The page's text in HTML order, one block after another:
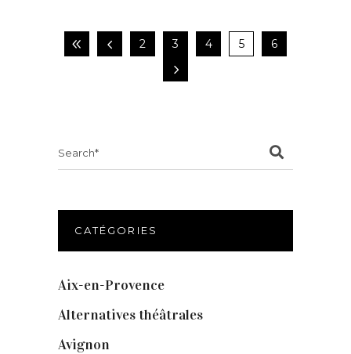
2 3 4 5 6
CATÉGORIES
Aix-en-Provence
Alternatives théâtrales
Avignon